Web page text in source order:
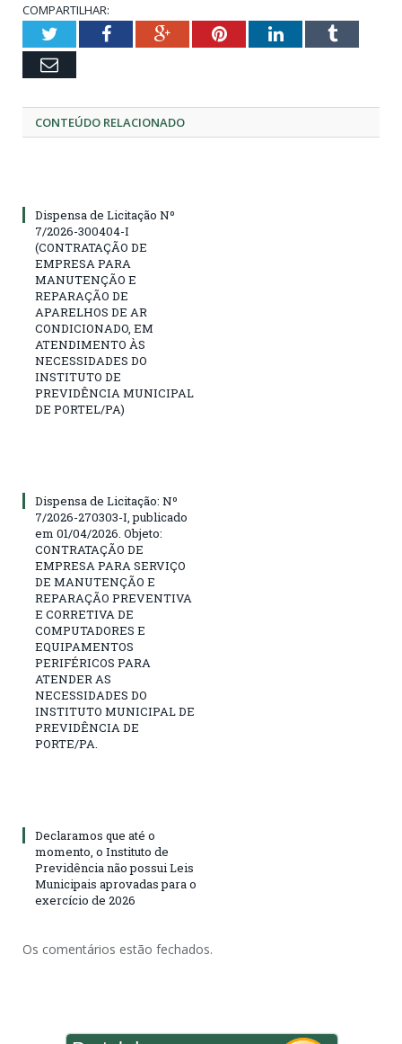
COMPARTILHAR:
TwitterFacebookGoogle+PinterestLinkedInTumblr
Email
CONTEÚDO RELACIONADO
Dispensa de Licitação Nº
7/2026-300404-I
(CONTRATAÇÃO DE
EMPRESA PARA
MANUTENÇÃO E
REPARAÇÃO DE
APARELHOS DE AR
CONDICIONADO, EM
ATENDIMENTO ÀS
NECESSIDADES DO
INSTITUTO DE
PREVIDÊNCIA MUNICIPAL
DE PORTEL/PA)
Dispensa de Licitação: Nº
7/2026-270303-I, publicado
em 01/04/2026. Objeto:
CONTRATAÇÃO DE
EMPRESA PARA SERVIÇO
DE MANUTENÇÃO E
REPARAÇÃO PREVENTIVA
E CORRETIVA DE
COMPUTADORES E
EQUIPAMENTOS
PERIFÉRICOS PARA
ATENDER AS
NECESSIDADES DO
INSTITUTO MUNICIPAL DE
PREVIDÊNCIA DE
PORTE/PA.
Declaramos que até o
momento, o Instituto de
Previdência não possui Leis
Municipais aprovadas para o
exercício de 2026
Os comentários estão fechados.